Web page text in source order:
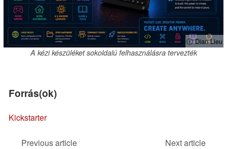
ⓘ Dian Lieu
A kézi készüléket sokoldalú felhasználásra tervezték
Forrás(ok)
Kickstarter
Previous article
Next article